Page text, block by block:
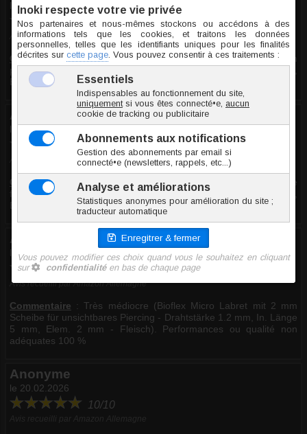
le 02.06.2026
10/10
Avis recueilli par Amazon France
Commentaire:Excellent (Micro labret Bioflex avec disque 2mm
pour piercing invisible - Jonc/Tige 1.2 mm, Long. int. 6 mm,
Élément 2 mm - Chair)
Anonyme
le 26.02.2026
10/10
Avis recueilli par Amazon Allemagne
Commentaire :Excellent (Bioflex Micro Labret mit 2 mm Scheibe
für unsichtbares Piercing - Drahtstärke 1.2 mm, In. Länge 6 mm,
Elem. 2 mm -)
Anonyme
le 26.02.2026
1/10
Avis recueilli par Amazon Allemagne
Commentaire :Très médiocre (Bioflex Micro Labret mit 2 mm
Scheibe für unsichtbares Piercing - Drahtstärke 1.2 mm, In. Länge
5 mm, Elem. 2 mm - Fleisch). Performances ou qualité non
adéquates 100 %
Anonyme
le 20.02.2026
10/10